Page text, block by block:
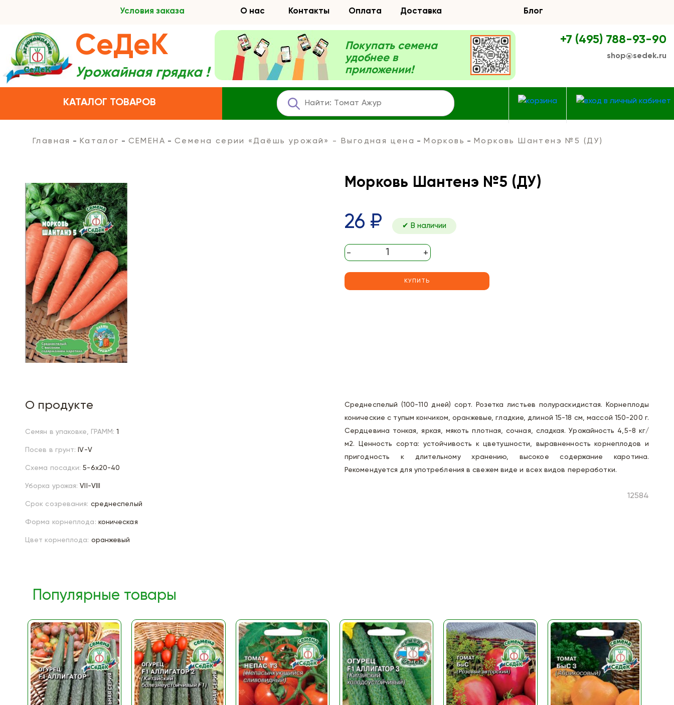
Условия заказа О нас Контакты Оплата Доставка Блог
КАТАЛОГ ТОВАРОВ
СеДеК
Урожайная грядка !
Покупать семена
удобнее в
приложении!
+7 (495) 788-93-90
shop@sedek.ru
Главная Каталог СЕМЕНА Семена серии «Даёшь урожай» - Выгодная цена Морковь Морковь Шантенэ №5 (ДУ)
Морковь Шантенэ №5 (ДУ)
26 ₽ ✔ В наличии
- +
КУПИТЬ
О продукте
Семян в упаковке, ГРАММ: 1
Посев в грунт: IV-V
Схема посадки: 5-6х20-40
Уборка урожая: VII-VIII
Срок созревания: среднеспелый
Форма корнеплода: коническая
Цвет корнеплода: оранжевый
Среднеспелый (100-110 дней) сорт. Розетка листьев полураскидистая. Корнеплоды
конические с тупым кончиком, оранжевые, гладкие, длиной 15-18 см, массой 150-200 г.
Сердцевина тонкая, яркая, мякоть плотная, сочная, сладкая. Урожайность 4,5-8 кг/
м2. Ценность сорта: устойчивость к цветушности, выравненность корнеплодов и
пригодность к длительному хранению, высокое содержание каротина.
Рекомендуется для употребления в свежем виде и всех видов переработки.
12584
Популярные товары